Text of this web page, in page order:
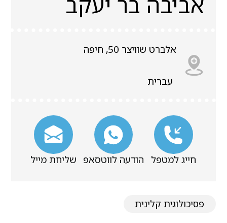
אלברט שוויצר 50, חיפה
עברית
חייג למטפל הודעה לווטסאפ שליחת מייל
פסיכולוגית קלינית